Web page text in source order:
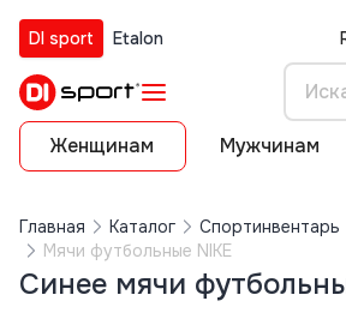
DI sport Etalon
Женщинам Мужчинам
Главная Каталог Спортинвентарь
Мячи футбольные NIKE
Синее мячи